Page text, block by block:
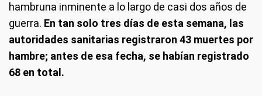
hambruna inminente a lo largo de casi dos años de
guerra. En tan solo tres días de esta semana, las
autoridades sanitarias registraron 43 muertes por
hambre; antes de esa fecha, se habían registrado
68 en total.